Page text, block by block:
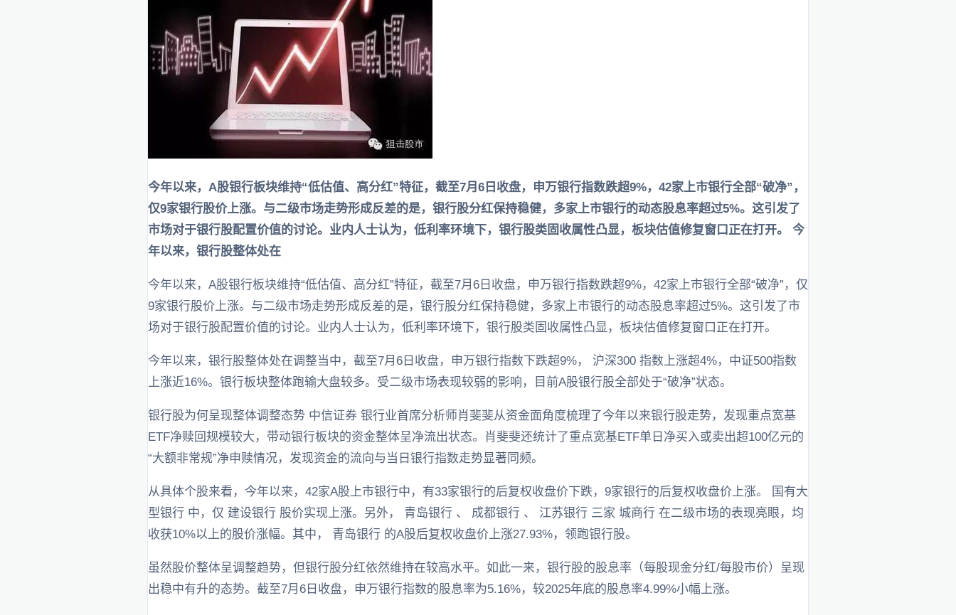
今年以来，A股银行板块维持“低估值、高分红”特征，截至7月6日收盘，申万银行指数跌超9%，42家上市银行全部“破净”，
仅9家银行股价上涨。与二级市场走势形成反差的是，银行股分红保持稳健，多家上市银行的动态股息率超过5%。这引发了
市场对于银行股配置价值的讨论。业内人士认为，低利率环境下，银行股类固收属性凸显，板块估值修复窗口正在打开。 今
年以来，银行股整体处在
今年以来，A股银行板块维持“低估值、高分红”特征，截至7月6日收盘，申万银行指数跌超9%，42家上市银行全部“破净”，仅
9家银行股价上涨。与二级市场走势形成反差的是，银行股分红保持稳健，多家上市银行的动态股息率超过5%。这引发了市
场对于银行股配置价值的讨论。业内人士认为，低利率环境下，银行股类固收属性凸显，板块估值修复窗口正在打开。
今年以来，银行股整体处在调整当中，截至7月6日收盘，申万银行指数下跌超9%， 沪深300 指数上涨超4%，中证500指数
上涨近16%。银行板块整体跑输大盘较多。受二级市场表现较弱的影响，目前A股银行股全部处于“破净”状态。
银行股为何呈现整体调整态势 中信证券 银行业首席分析师肖斐斐从资金面角度梳理了今年以来银行股走势，发现重点宽基
ETF净赎回规模较大，带动银行板块的资金整体呈净流出状态。肖斐斐还统计了重点宽基ETF单日净买入或卖出超100亿元的
“大额非常规”净申赎情况，发现资金的流向与当日银行指数走势显著同频。
从具体个股来看，今年以来，42家A股上市银行中，有33家银行的后复权收盘价下跌，9家银行的后复权收盘价上涨。 国有大
型银行 中，仅 建设银行 股价实现上涨。另外， 青岛银行 、 成都银行 、 江苏银行 三家 城商行 在二级市场的表现亮眼，均
收获10%以上的股价涨幅。其中， 青岛银行 的A股后复权收盘价上涨27.93%，领跑银行股。
虽然股价整体呈调整趋势，但银行股分红依然维持在较高水平。如此一来，银行股的股息率（每股现金分红/每股市价）呈现
出稳中有升的态势。截至7月6日收盘，申万银行指数的股息率为5.16%，较2025年底的股息率4.99%小幅上涨。